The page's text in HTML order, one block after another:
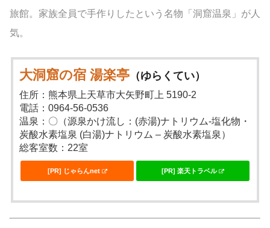
旅館。家族全員で手作りしたという名物「洞窟温泉」が人
気。
大洞窟の宿 湯楽亭 （ゆらくてい）
住所：熊本県上天草市大矢野町上 5190-2
電話：0964-56-0536
温泉：〇（源泉かけ流し：(赤湯)ナトリウム-塩化物・
炭酸水素塩泉 (白湯)ナトリウム – 炭酸水素塩泉）
総客室数：22室
[PR] じゃらんnet [PR] 楽天トラベル